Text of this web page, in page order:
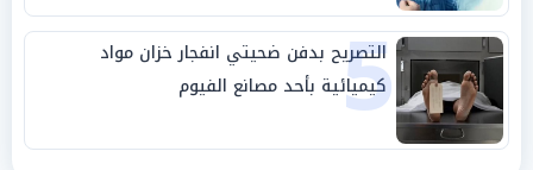
5
التصريح بدفن ضحيتي انفجار خزان مواد
كيميائية بأحد مصانع الفيوم